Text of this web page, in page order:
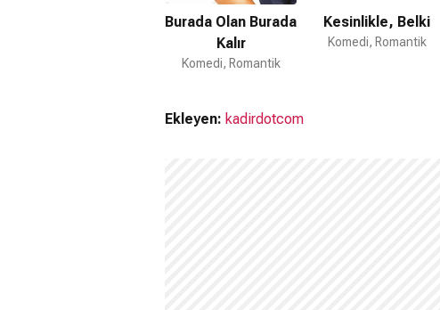
Burada Olan Burada
Kalır
Komedi, Romantik
Kesinlikle, Belki
Komedi, Romantik
Ekleyen: kadirdotcom